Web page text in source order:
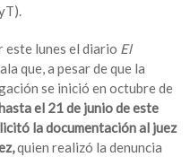
este lunes el diario El
que, a pesar de que la
se inició en octubre de
el 21 de junio de este
la documentación al juez
quien realizó la denuncia